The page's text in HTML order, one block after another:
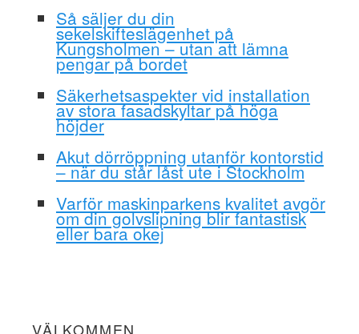
Så säljer du din
sekelskifteslägenhet på
Kungsholmen – utan att lämna
pengar på bordet
Säkerhetsaspekter vid installation
av stora fasadskyltar på höga
höjder
Akut dörröppning utanför kontorstid
– när du står låst ute i Stockholm
Varför maskinparkens kvalitet avgör
om din golvslipning blir fantastisk
eller bara okej
VÄLKOMMEN